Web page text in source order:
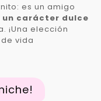
es un amigo
un carácter dulce
¡Una elección
vida